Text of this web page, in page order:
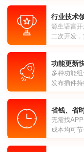
行业技术
源生语言
二次开发
功能更新
多种功能
发布插件
省钱、省
无需找
成本均可